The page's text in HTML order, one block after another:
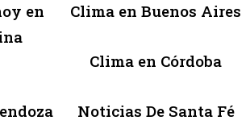
en
Clima en Buenos Aires
Clima en Córdoba
Noticias De Santa Fé